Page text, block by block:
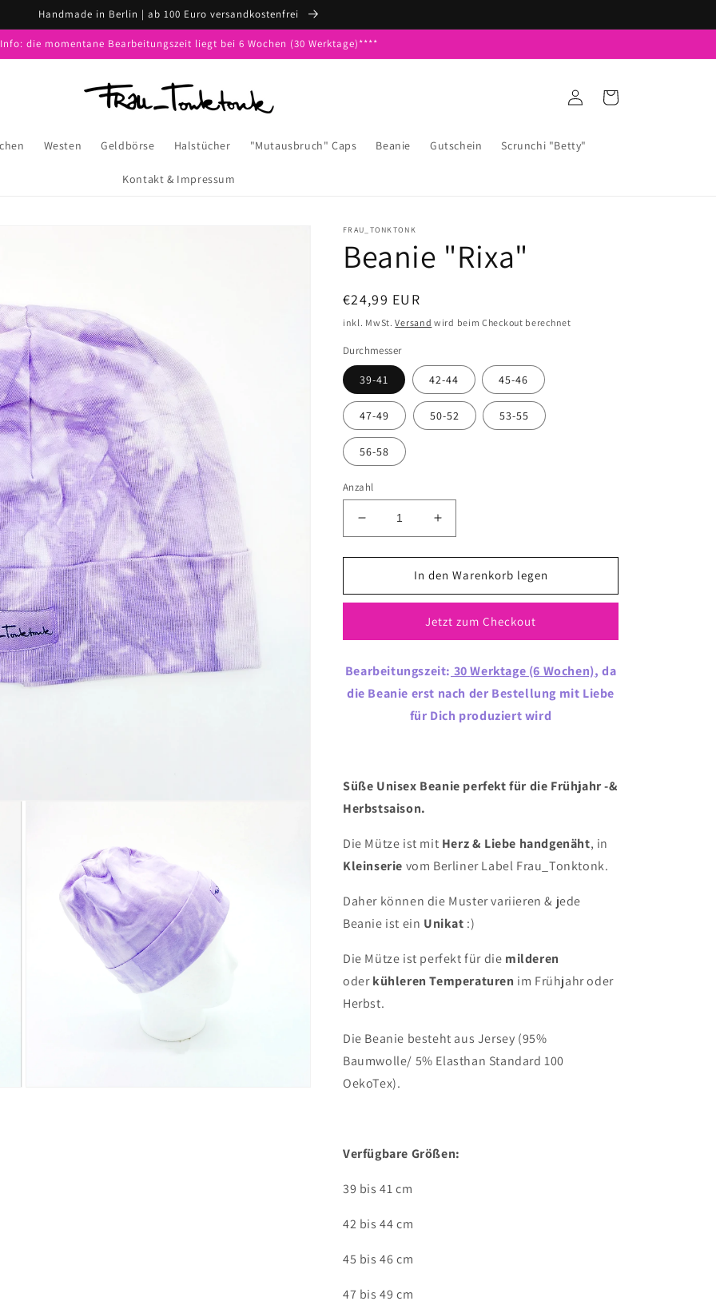
Handmade in Berlin | ab 100 Euro versandkostenfrei
die momentane Bearbeitungszeit liegt bei 6 Wochen (30 Werktage)****
Westen Geldbörse Halstücher "Mutausbruch" Caps Beanie Gutschein Scrunchi "Betty"
Kontakt & Impressum
EinloggenWarenkorb
FRAU_TONKTONK
Beanie "Rixa"
Normaler
Preis
€24,99 EUR
inkl. MwSt.Versand wird beim Checkout berechnet
Durchmesser
39-41 42-44 45-46
47-49 50-52 53-55
56-58
Anzahl
Verringere
die
Menge
Beanie
Erhöhe
die
Menge
für
Beanie
In den Warenkorb legen
Jetzt zum Checkout
Bearbeitungszeit: 30 Werktage (6 Wochen), da
die Beanie erst nach der Bestellung mit Liebe
für Dich produziert wird
Süße Unisex Beanie perfekt für die Frühjahr -&
Herbstsaison.
Die Mütze ist mit Herz & Liebe handgenäht, in
Kleinserie vom Berliner Label Frau_Tonktonk.
Daher können die Muster variieren & jede
Beanie ist ein Unikat :)
Die Mütze ist perfekt für die milderen
oderkühleren Temperaturen im Frühjahr oder
Herbst.
Die Beanie besteht aus Jersey (95%
Baumwolle/ 5% Elasthan Standard 100
OekoTex).
Verfügbare Größen:
39 bis 41 cm
42 bis 44 cm
45 bis 46 cm
47 bis 49 cm